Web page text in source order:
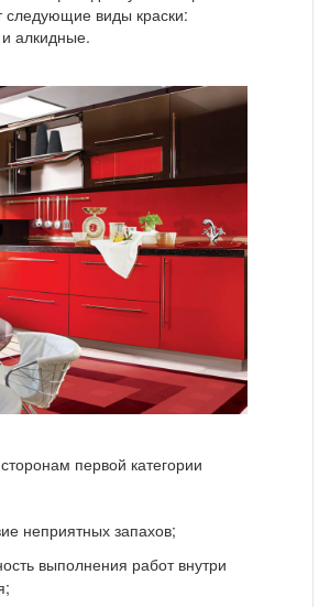
виды краски:
алкидные.
первой категории
неприятных запахов;
выполнения работ внутри